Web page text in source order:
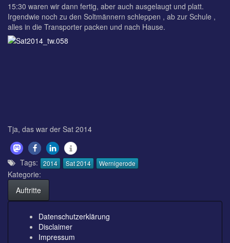
15:30 waren wir dann fertig, aber auch ausgelaugt und platt.
Irgendwie noch zu den Soltmännern schleppen , ab zur Schule ,
alles in die Transporter packen und nach Hause.
Tja, das war der Sat 2014
Tags: 2014 Sat 2014 Wernigerode
Kategorie:
Auftritte
Datenschutzerklärung
Disclaimer
Impressum